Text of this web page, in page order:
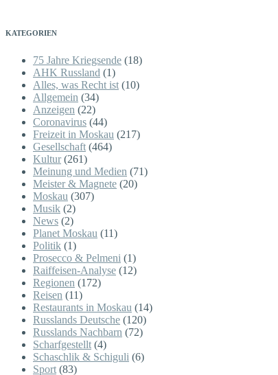
KATEGORIEN
75 Jahre Kriegsende (18)
AHK Russland (1)
Alles, was Recht ist (10)
Allgemein (34)
Anzeigen (22)
Coronavirus (44)
Freizeit in Moskau (217)
Gesellschaft (464)
Kultur(261)
Meinung und Medien (71)
Meister & Magnete (20)
Moskau (307)
Musik (2)
News (2)
Planet Moskau (11)
Politik (1)
Prosecco & Pelmeni (1)
Raiffeisen-Analyse (12)
Regionen (172)
Reisen (11)
Restaurants in Moskau (14)
Russlands Deutsche (120)
Russlands Nachbarn (72)
Scharfgestellt (4)
Schaschlik & Schiguli (6)
Sport (83)